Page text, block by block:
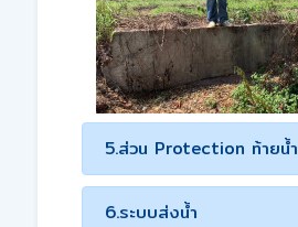
5.ส่วน Protection ท้ายน้ำ
6.ระบบส่งน้ำ